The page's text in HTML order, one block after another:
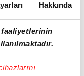
Hakkında
gerektiğini
var söylenmesi
var. Söylenecek